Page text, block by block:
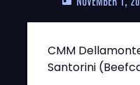
CMM
Santorini